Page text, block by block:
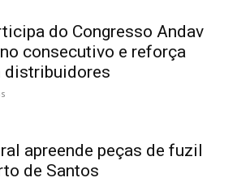
do Congresso Andav
consecutivo e reforça
distribuidores
apreende peças de fuzil
de Santos